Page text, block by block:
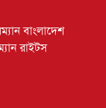
বাংলাদেশ
রাইটস